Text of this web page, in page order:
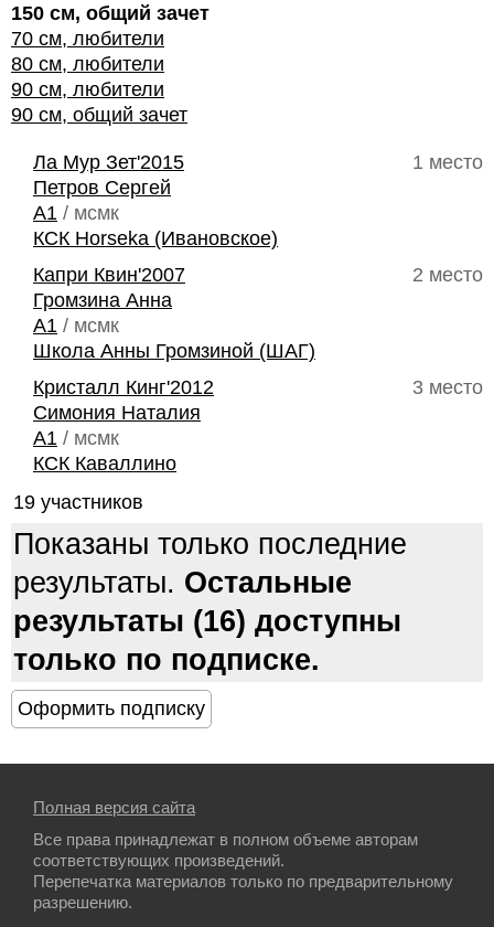
150 см, общий зачет
70 см, любители
80 см, любители
90 см, любители
90 см, общий зачет
1 место
Ла Мур Зет'2015
Петров Сергей
A1 / мсмк
КСК Horseka (Ивановское)
2 место
Капри Квин'2007
Громзина Анна
A1 / мсмк
Школа Анны Громзиной (ШАГ)
3 место
Кристалл Кинг'2012
Симония Наталия
A1 / мсмк
КСК Каваллино
19 участников
Показаны только последние
результаты. Остальные
результаты (16) доступны
только по подписке.
Полная версия сайта
Все права принадлежат в полном объеме авторам
соответствующих произведений.
Перепечатка материалов только по предварительному
разрешению.